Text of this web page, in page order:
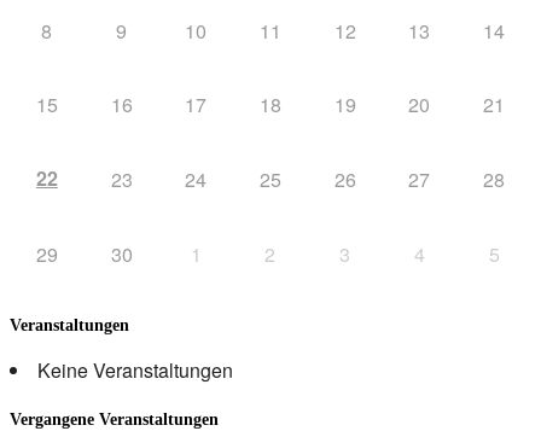
8 9 10 11 12 13 14
15 16 17 18 19 20 21
22 23 24 25 26 27 28
29 30 1 2 3 4 5
Veranstaltungen
Keine Veranstaltungen
Vergangene Veranstaltungen